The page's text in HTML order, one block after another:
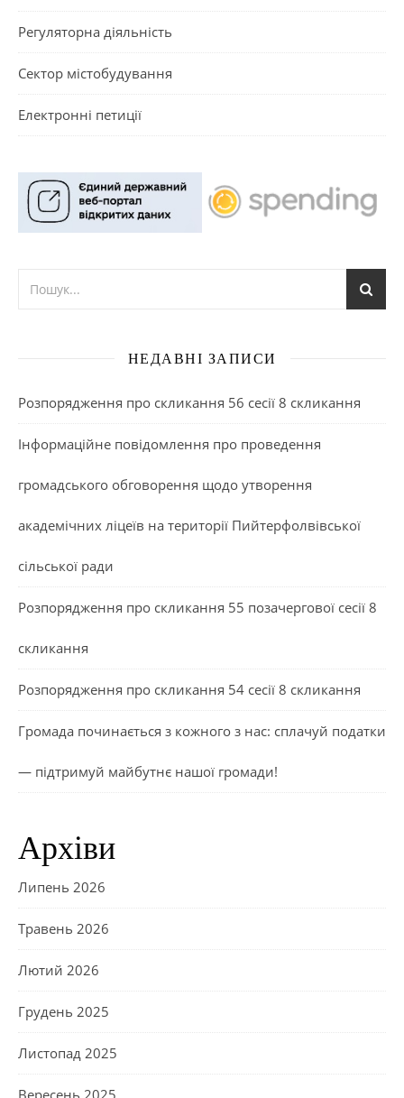
Регуляторна діяльність
Сектор містобудування
Електронні петиції
НЕДАВНІ ЗАПИСИ
Розпорядження про скликання 56 сесії 8 скликання
Інформаційне повідомлення про проведення
громадського обговорення щодо утворення
академічних ліцеїв на території Пийтерфолвівської
сільської ради
Розпорядження про скликання 55 позачергової сесії 8
скликання
Розпорядження про скликання 54 сесії 8 скликання
Громада починається з кожного з нас: сплачуй податки
— підтримуй майбутнє нашої громади!
Архіви
Липень 2026
Травень 2026
Лютий 2026
Грудень 2025
Листопад 2025
Вересень 2025